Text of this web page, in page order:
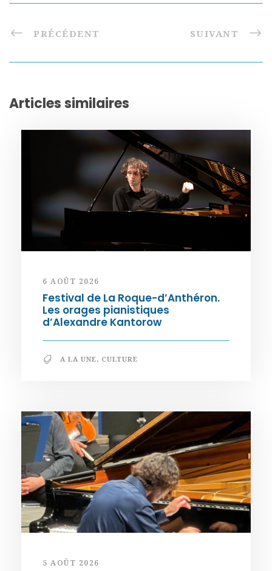
PRÉCÉDENT SUIVANT
Articles similaires
6 AOÛT 2026
Festival de La Roque-d’Anthéron.
Les orages pianistiques
d’Alexandre Kantorow
A LA UNE, CULTURE
5 AOÛT 2026